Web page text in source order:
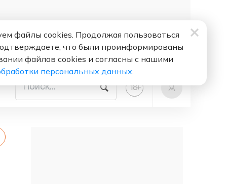
18+
файлы cookies. Продолжая пользоваться
что были проинформированы
файлов cookies и согласны с нашими
персональных данных.